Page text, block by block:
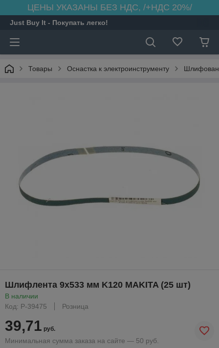
ЦЕНЫ УКАЗАНЫ БЕЗ НДС, /+НДС 20%/
Just Buy It - Покупать легко!
Товары Оснастка к электроинструменту
Шлифлента 9х533 мм K120 MAKITA (25 шт)
В наличии
Код: P-39475
Розница
39,71 руб.
Минимальная сумма заказа на сайте — 50 руб.